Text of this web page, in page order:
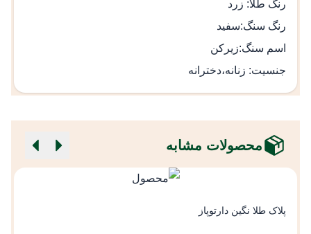
رنگ طلا: زرد
رنگ سنگ:سفید
اسم سنگ:زیرکن
جنسیت: زنانه،دخترانه
محصولات مشابه
پلاک طلا نگین دارتوپاز